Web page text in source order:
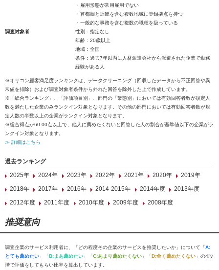
・雇用形態が常用雇用でない
・首都圏と近畿を含む複数地域に登録拠点を持つ
・一般的な事務を含む複数の職種を扱っている
調査対象者
性別：指定なし
年齢：20歳以上
地域：全国
条件：過去7年以内に人材派遣会社から派遣された企業で勤務
経験がある人
※オリコン顧客満足度ランキングは、データクリーニング（回収したデータから不正回答や異
常値を排除）および調査対象者条件から外れた回答を除外した上で作成しています。
※「総合ランキング」、「評価項目別」、部門の「業態別」においては有効回答者数が規定人
数を満たした企業のみランクイン対象となります。その他の部門においては有効回答者数が規
定人数の半数以上の企業がランクイン対象となります。
※総合得点が60.00点以上で、他人に薦めたくないと回答した人の割合が基準値以下の企業がラ
ンクイン対象となります。
≫ 詳細はこちら
過去ランキング
2025年
2024年 2023年 2022年 2021年 2020年
2019年
2018年
2017年 2016年 2014-2015年 2014年度
2013年度
2012年度
2011年度 2010年度 2009年度 2008年度
推奨意向
調査企業のサービス利用者に、「どの程度その企業のサービスを推奨したいか」について「A:
とても薦めたい 」「B:まあ薦めたい 」「C:あまり薦めたくない 」「D:全く薦めたくない 」の4段
階で評価をしてもらい比率を算出しています。